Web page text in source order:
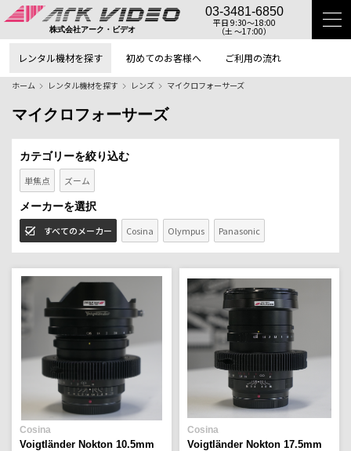
株式会社アーク・ビデオ
03-3481-6850
平日 9:30〜18:00
（土 〜17:00）
レンタル機材を探す 初めてのお客様へ ご利用の流れ
ホーム レンタル機材を探す レンズ マイクロフォーサーズ
マイクロフォーサーズ
カテゴリーを絞り込む
単焦点
ズーム
メーカーを選択
すべてのメーカー
Cosina Olympus Panasonic
Cosina
Voigtländer Nokton 10.5mm
Cosina
Voigtländer Nokton 17.5mm